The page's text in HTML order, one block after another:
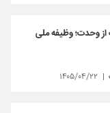
وحدت؛ وظیفه ملی
۱۴۰۵/۰۴/۲۲